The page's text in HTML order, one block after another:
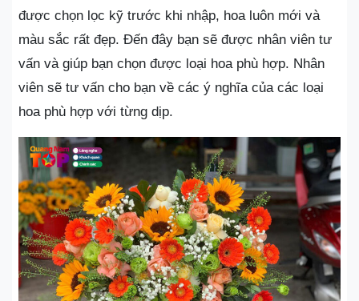
được chọn lọc kỹ trước khi nhập, hoa luôn mới và
màu sắc rất đẹp. Đến đây bạn sẽ được nhân viên tư
vấn và giúp bạn chọn được loại hoa phù hợp. Nhân
viên sẽ tư vấn cho bạn về các ý nghĩa của các loại
hoa phù hợp với từng dịp.